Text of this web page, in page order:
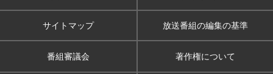
サイトマップ 放送番組の編集の基準
番組審議会 著作権について